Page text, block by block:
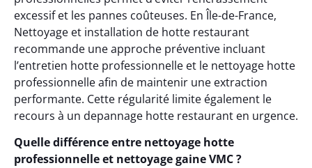
excessif et les pannes coûteuses. En Île-de-France,
Nettoyage et installation de hotte restaurant
recommande une approche préventive incluant
l’entretien hotte professionnelle et le nettoyage hotte
professionnelle afin de maintenir une extraction
performante. Cette régularité limite également le
recours à un depannage hotte restaurant en urgence.
Quelle différence entre nettoyage hotte
professionnelle et nettoyage gaine VMC ?